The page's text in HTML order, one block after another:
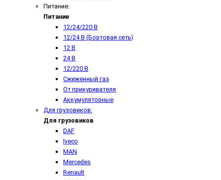
Питание:
Питание
12/24/220 В
12/24 В (Бортовая сеть)
12 В
24 В
12/220 В
Сжиженный газ
От прикуривателя
Аккумуляторные
Для грузовиков:
Для грузовиков
DAF
Iveco
MAN
Mercedes
Renault